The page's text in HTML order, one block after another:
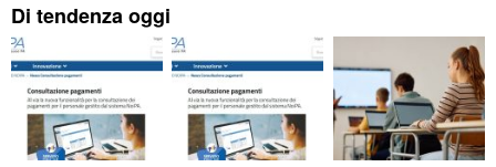
Di tendenza oggi